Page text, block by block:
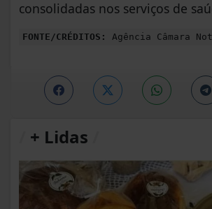
consolidadas nos serviços de
FONTE/CRÉDITOS: Agência Câmara
+ Lidas